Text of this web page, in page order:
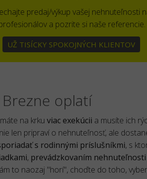
predaj/výkup vašej nehnuteľnosti
a pozrite si naše referencie.
UŽ TISÍCKY SPOKOJNÝCH KLIENTOV
oplatí
na krku viac exekúcii a musíte ich
len pripraví o nehnuteľnosť, ale
s rodinnými príslušníkmi, s
, prevádzkovaním nehnuteľnosti
to naozaj "horí", choďte do toho,